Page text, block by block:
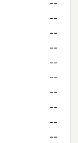
--
--
--
--
--
--
--
--
--
--